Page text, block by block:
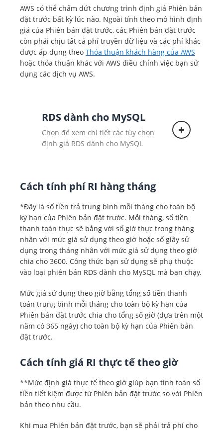
AWS có thể chấm dứt chương trình định giá Phiên bản
đặt trước bất kỳ lúc nào. Ngoài tính theo mô hình định
giá của Phiên bản đặt trước, các Phiên bản đặt trước
còn phải chịu tất cả phí truyền dữ liệu và các phí khác
được áp dụng theo Thỏa thuận khách hàng của AWS
hoặc thỏa thuận khác với AWS điều chỉnh việc bạn sử
dụng các dịch vụ AWS.
RDS dành cho MySQL
Chọn để xem chi tiết các tùy chọn
định giá RDS dành cho MySQL
Triển khai một vùng sẵn
Cách tính phí RI hàng tháng
*Đây là số tiền trả trung bình mỗi tháng cho toàn bộ
kỳ hạn của Phiên bản đặt trước. Mỗi tháng, số tiền
thanh toán thực sẽ bằng với số giờ thực trong tháng
nhân với mức giá sử dụng theo giờ hoặc số giây sử
dụng trong tháng nhân với mức giá sử dụng theo giờ
chia cho 3600. Công thức bạn sử dụng sẽ phụ thuộc
vào loại phiên bản RDS dành cho MySQL mà bạn chạy.
Mức giá sử dụng theo giờ bằng tổng số tiền thanh
toán trung bình mỗi tháng cho toàn bộ kỳ hạn của
Phiên bản đặt trước chia cho tổng số giờ (dựa trên một
năm có 365 ngày) cho toàn bộ kỳ hạn của Phiên bản
đặt trước.
Cách tính giá RI thực tế theo giờ
**Mức định giá thực tế theo giờ giúp bạn tính toán số
tiền tiết kiệm được từ Phiên bản đặt trước so với Phiên
bản theo nhu cầu.
Khi mua Phiên bản đặt trước, bạn sẽ phải trả phí cho